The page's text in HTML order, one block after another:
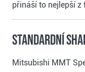
přináší to nejlepší z
Standardní
Mitsubishi MMT